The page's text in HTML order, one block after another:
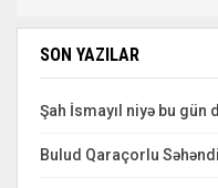
SON YAZILAR
Şah İsmayıl niyə bu
Bulud Qaraçorlu